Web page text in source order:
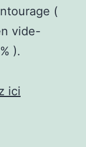
(
vide-
).
ici